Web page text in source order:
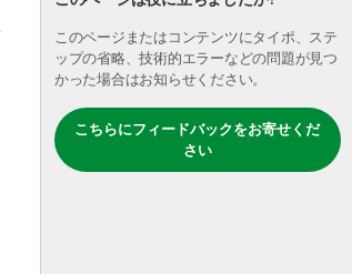
このページまたはコンテンツにタイポ、ステ
ップの省略、技術的エラーなどの問題が見つ
かった場合はお知らせください。
こちらにフィードバックをお寄せくだ
さい